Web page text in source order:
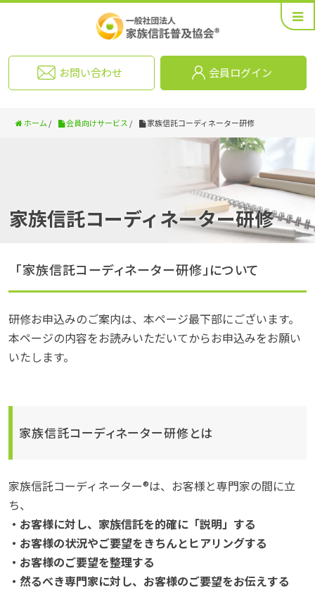
お問い合わせ 会員ログイン
ホーム / 会員向けサービス / 家族信託コーディネーター研修
家族信託コーディネーター研修
「家族信託コーディネーター研修」について
研修お申込みのご案内は、本ページ最下部にございます。
本ページの内容をお読みいただいてからお申込みをお願い
いたします。
家族信託コーディネーター研修とは
家族信託コーディネーター®は、お客様と専門家の間に立
ち、
・お客様に対し、家族信託を的確に「説明」する
・お客様の状況やご要望をきちんとヒアリングする
・お客様のご要望を整理する
・然るべき専門家に対し、お客様のご要望をお伝えする